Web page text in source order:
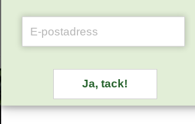
Ja, tack!